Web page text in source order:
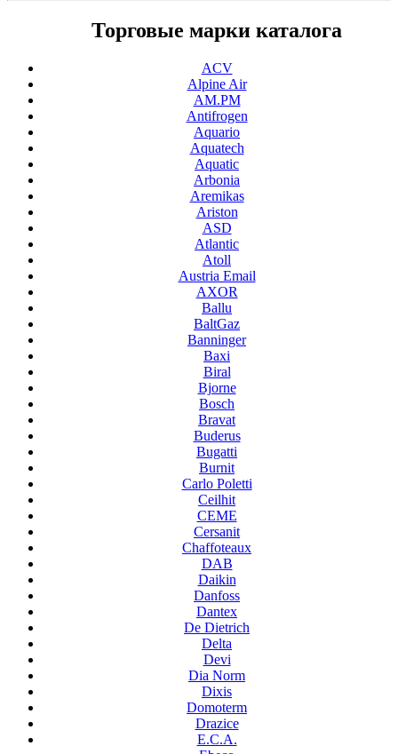
Торговые марки каталога
ACV
Alpine Air
AM.PM
Antifrogen
Aquario
Aquatech
Aquatic
Arbonia
Aremikas
Ariston
ASD
Atlantic
Atoll
Austria Email
AXOR
Ballu
BaltGaz
Banninger
Baxi
Biral
Bjorne
Bosch
Bravat
Buderus
Bugatti
Burnit
Carlo Poletti
Ceilhit
CEME
Cersanit
Chaffoteaux
DAB
Daikin
Danfoss
Dantex
De Dietrich
Delta
Devi
Dia Norm
Dixis
Domoterm
Drazice
E.C.A.